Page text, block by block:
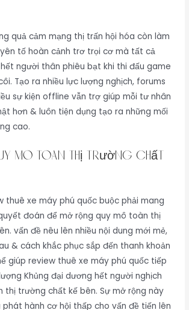
quả cảm mạng thị trấn hội hóa còn làm
tố hoàn cảnh trơ trọi cơ mà tất cả
người thân phiêu bạt khi thi đấu game
Tạo ra nhiều lực lượng nghịch, forums
sự kiện offline vẫn trợ giúp mỗi tư nhân
hơn & luôn tiện dụng tạo ra những mối
cao.
mô toàn thị trường chất
thuê xe máy phú quốc buộc phải mang
đoán để mở rộng quy mô toàn thị
vấn đề nêu lên nhiều nội dung mới mẻ,
& cách khắc phục sắp đến thanh khoản
giúp review thuê xe máy phú quốc tiếp
Khủng đại dương hết người nghịch
thị trường chất kế bên. Sự mở rộng này
hành cơ hội thấp cho vấn đề tiến lên